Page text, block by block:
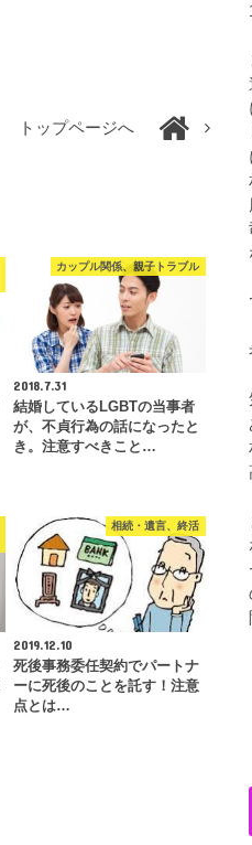
トップページへ
カップル関係、親子トラブル
2018.7.31
結婚しているLGBTの当事者
が、不貞行為の話になったと
き。注意すべきこと…
相続・遺言、終活
2019.12.10
死後事務委任契約でパートナ
ーに死後のことを託す！注意
点とは…